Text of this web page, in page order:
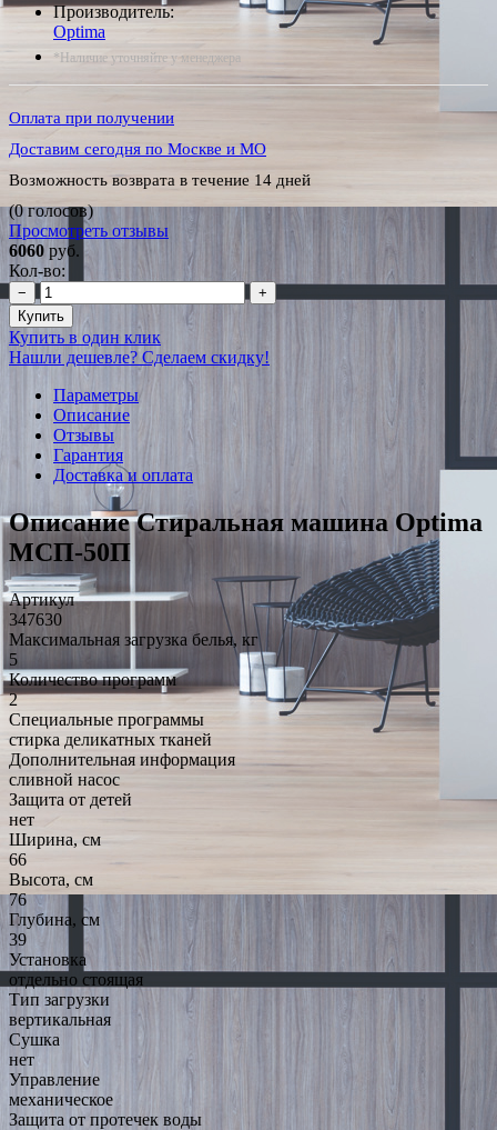
Производитель:
Optima
*Наличие уточняйте у менеджера
Оплата при получении
Доставим сегодня по Москве и МО
Возможность возврата в течение 14 дней
(0 голосов)
Просмотреть отзывы
6060 руб.
Кол-во:
−
+
Купить
Купить в один клик
Нашли дешевле? Сделаем скидку!
Параметры
Описание
Отзывы
Гарантия
Доставка и оплата
Описание Стиральная машина Optima
МСП-50П
Артикул
347630
Максимальная загрузка белья, кг
5
Количество программ
2
Специальные программы
стирка деликатных тканей
Дополнительная информация
cливной насос
Защита от детей
нет
Ширина, см
66
Высота, см
76
Глубина, см
39
Установка
отдельно стоящая
Тип загрузки
вертикальная
Сушка
нет
Управление
механическое
Защита от протечек воды